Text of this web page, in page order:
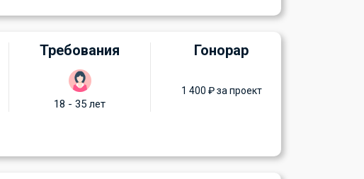
Требования
18 - 35 лет
Гонорар
1 400 ₽ за проект